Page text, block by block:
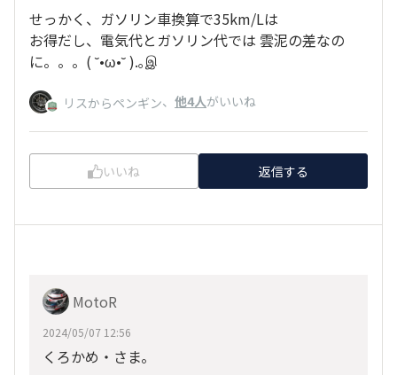
せっかく、ガソリン車換算で35km/Lは
お得だし、電気代とガソリン代では 雲泥の差なの
に。。。( ˘•ω•˘ ).｡இ
リスからペンギン、 他4人がいいね
いいね 返信する
MotoR
2024/05/07 12:56
くろかめ・さま。